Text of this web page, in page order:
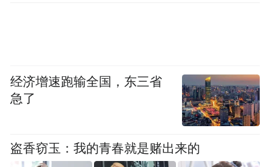
1200 万人群。更关键的是,在真实消费端,京
东 BIOCENTER 海外旗舰店好评率 98.6%,复
购率 96.7%,单季成交额突破 3600 万。一个
单次冲量,而是用户在使用后仍愿意再次下
经济增速跑输全国，东三省
急了
盗香窃玉：我的青春就是赌出来的